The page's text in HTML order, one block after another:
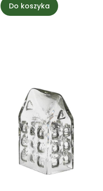
Do koszyka